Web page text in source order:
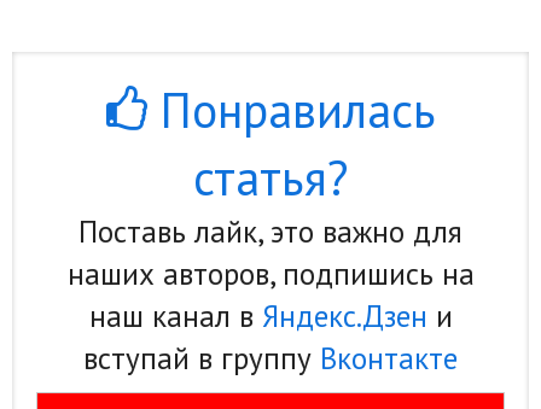
Понравилась
статья?
Поставь лайк, это важно для
наших авторов, подпишись на
наш канал в Яндекс.Дзен и
вступай в группу Вконтакте